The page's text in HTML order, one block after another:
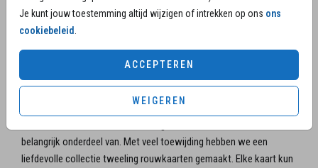
Je kunt jouw toestemming altijd wijzigen of intrekken op ons ons
cookiebeleid.
ACCEPTEREN
WEIGEREN
verdriet wanneer je te horen krijgt dat een of beide kindjes in je buik
zijn overleden of dat ze zullen overlijden tijdens of vlak na de
momenten zullen noemen. Wij horen van ouders dat het helpt
wanneer ze zelf een bijdrage kunnen leveren in dat proces. De kaart
belangrijk onderdeel van. Met veel toewijding hebben we een
liefdevolle collectie tweeling rouwkaarten gemaakt. Elke kaart kun